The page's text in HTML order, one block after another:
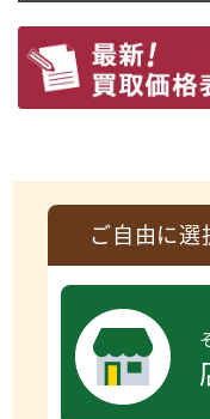
ご自由に選